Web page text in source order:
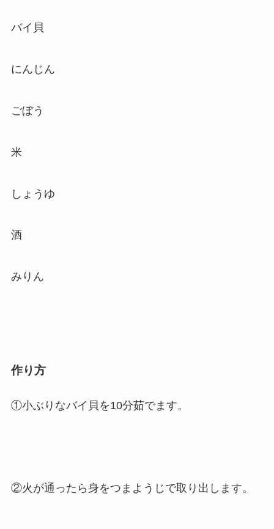
バイ貝
にんじん
ごぼう
米
しょうゆ
酒
みりん
作り方
①小ぶりなバイ貝を10分茹でます。
②火が通ったら身をつまようじで取り出します。